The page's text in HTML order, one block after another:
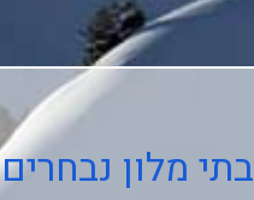
בתי מלון נבחרים